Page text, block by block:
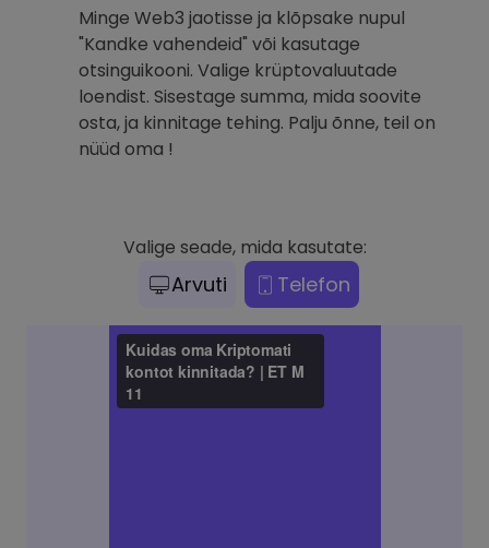
Minge Web3 jaotisse ja klõpsake nupul
"Kandke vahendeid" või kasutage
otsinguikooni. Valige krüptovaluutade
loendist. Sisestage summa, mida soovite
osta, ja kinnitage tehing. Palju õnne, teil on
nüüd oma !
Valige seade, mida kasutate:
Arvuti Telefon